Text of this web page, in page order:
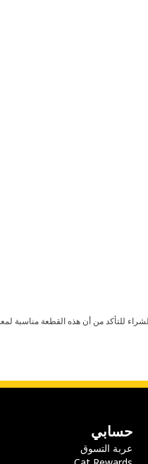
حسابي
عربة التسوق